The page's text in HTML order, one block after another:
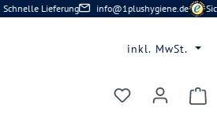
Schnelle Lieferung info@1plushygiene.de
inkl. MwSt.
Du hast 0